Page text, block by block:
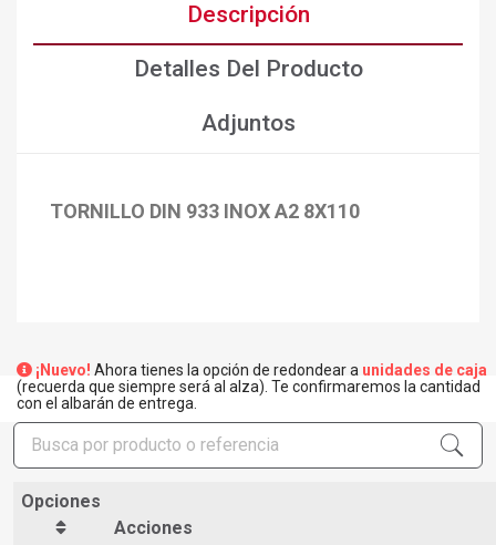
Descripción
Detalles Del Producto
Adjuntos
TORNILLO DIN 933 INOX A2 8X110
¡Nuevo! Ahora tienes la opción de redondear a unidades de caja
(recuerda que siempre será al alza). Te confirmaremos la cantidad
con el albarán de entrega.
Opciones
Acciones